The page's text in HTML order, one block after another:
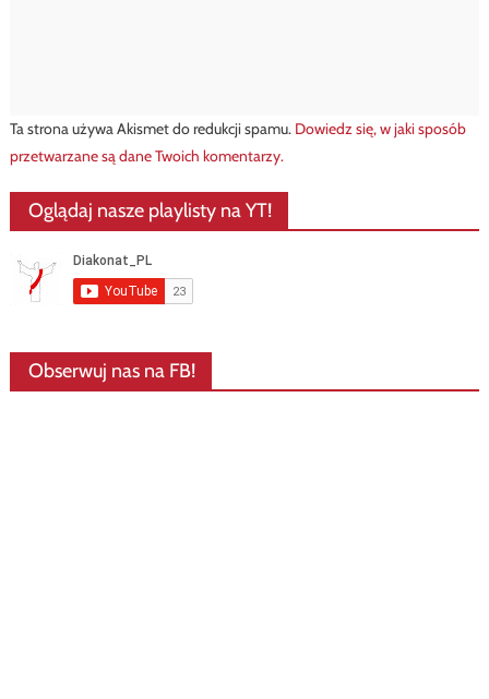
Ta strona używa Akismet do redukcji spamu. Dowiedz się, w jaki sposób
przetwarzane są dane Twoich komentarzy.
Oglądaj nasze playlisty na YT!
Obserwuj nas na FB!